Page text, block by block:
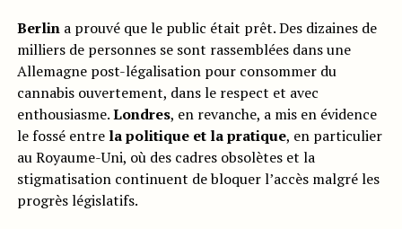
Berlina prouvé que le public était prêt. Des dizaines de
milliers de personnes se sont rassemblées dans une
Allemagne post-légalisation pour consommer du
cannabis ouvertement, dans le respect et avec
enthousiasme.Londres, en revanche, a mis en évidence
le fossé entre la politique et la pratique, en particulier
au Royaume-Uni, où des cadres obsolètes et la
stigmatisation continuent de bloquer l’accès malgré les
progrès législatifs.